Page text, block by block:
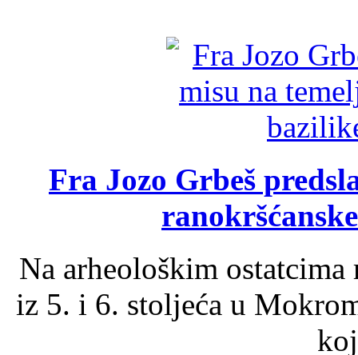
Fra Jozo Grbeš
Na arheološkim
iz 5. i 6. stoljeća u